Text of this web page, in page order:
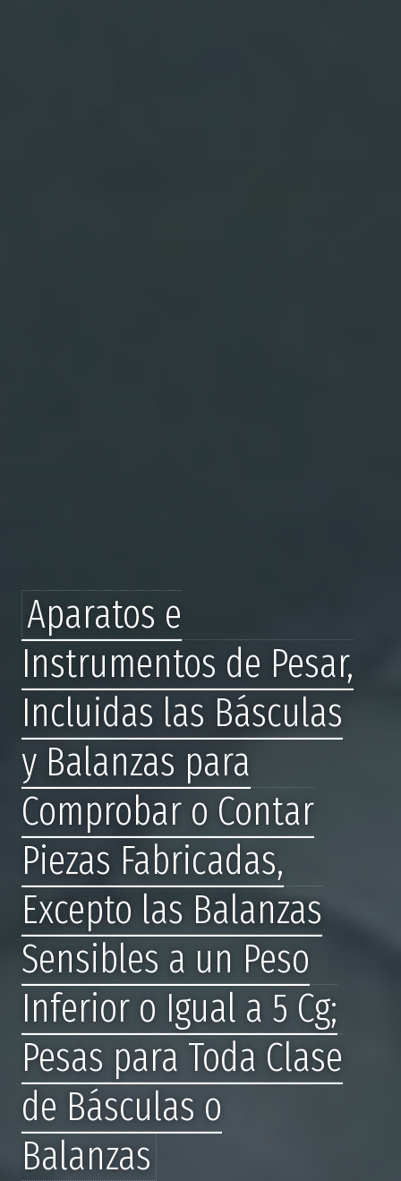
Aparatos e
Instrumentos de Pesar,
Incluidas las Básculas
y Balanzas para
Comprobar o Contar
Piezas Fabricadas,
Excepto las Balanzas
Sensibles a un Peso
Inferior o Igual a 5 Cg;
Pesas para Toda Clase
de Básculas o
Balanzas